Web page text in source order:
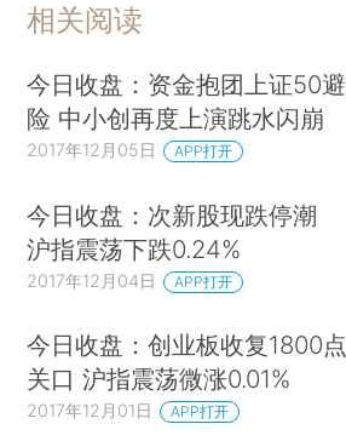
相关阅读
今日收盘：资金抱团上证50避
险 中小创再度上演跳水闪崩
2017年12月05日 APP打开
今日收盘：次新股现跌停潮
沪指震荡下跌0.24%
2017年12月04日 APP打开
今日收盘：创业板收复1800点
关口 沪指震荡微涨0.01%
2017年12月01日 APP打开